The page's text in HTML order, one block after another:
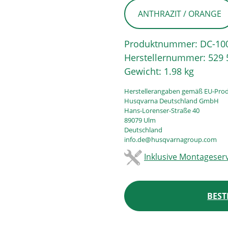
ANTHRAZIT / ORANGE
Produktnummer: DC-
Herstellernummer: 529
Gewicht: 1.98 kg
Herstellerangaben gemäß EU-
Husqvarna Deutschland GmbH
Hans-Lorenser-Straße 40
89079 Ulm
Deutschland
info.de@husqvarnagroup.com
Inklusive